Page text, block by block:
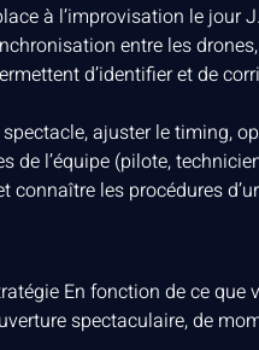
à l’improvisation le jour
entre les
d’identifier et de
ajuster le timing,
de l’équipe (pilote,
les procédures
En fonction de ce que
spectaculaire, de